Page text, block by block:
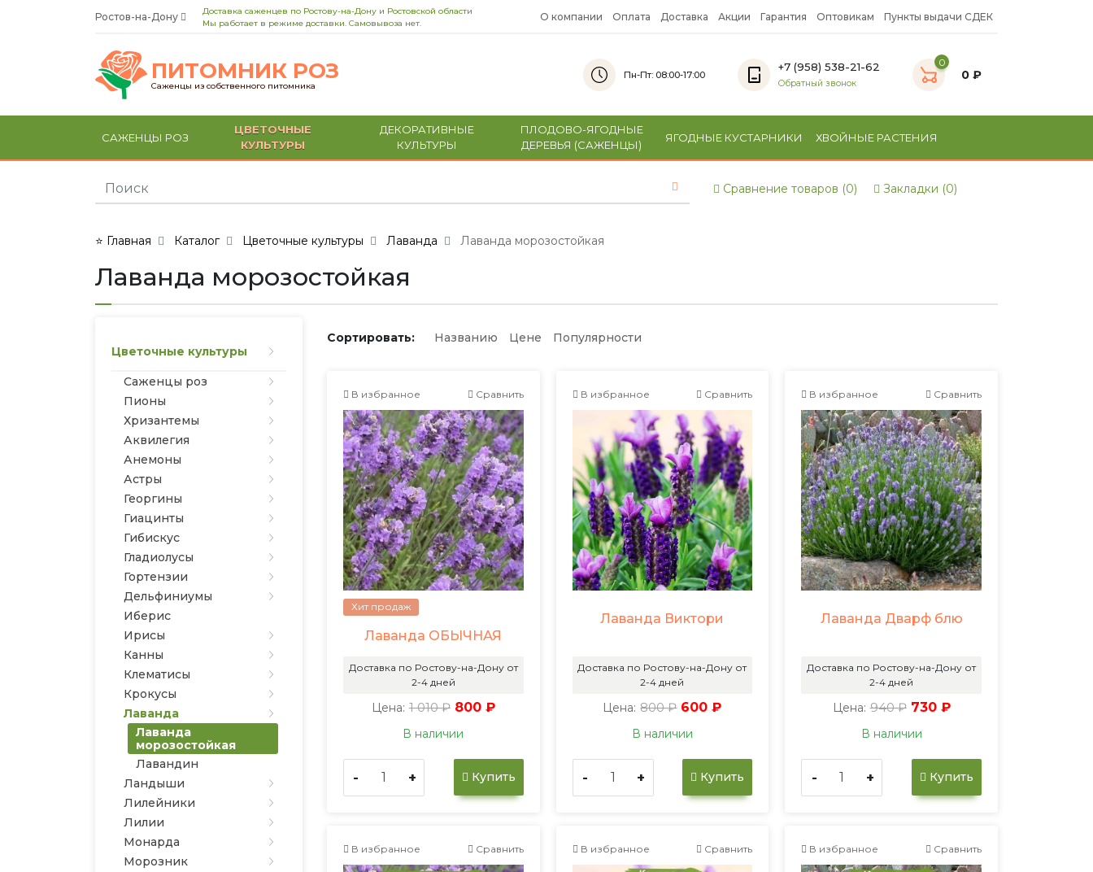
Ростов-на-Дону
Доставка саженцев по Ростову-на-Дону и Ростовской области
Мы работает в режиме доставки. Самовывоза нет.
О компании Оплата Доставка Акции Гарантия Оптовикам Пункты выдачи СДЕК
ПИТОМНИК РОЗ
Саженцы из собственного питомника
Пн-Пт: 08:00-17:00
+7 (958) 538-21-62
Обратный звонок
0
0 ₽
САЖЕНЦЫ РОЗ
ЦВЕТОЧНЫЕ
КУЛЬТУРЫ
ДЕКОРАТИВНЫЕ
КУЛЬТУРЫ
ПЛОДОВО-ЯГОДНЫЕ
ДЕРЕВЬЯ (САЖЕНЦЫ)
ЯГОДНЫЕ КУСТАРНИКИ ХВОЙНЫЕ РАСТЕНИЯ
Сравнение товаров (0) Закладки (0)
⭐ Главная Каталог Цветочные культуры Лаванда Лаванда морозостойкая
Лаванда морозостойкая
Цветочные культуры
Саженцы роз
Пионы
Хризантемы
Аквилегия
Анемоны
Астры
Георгины
Гиацинты
Гибискус
Гладиолусы
Гортензии
Дельфиниумы
Иберис
Ирисы
Канны
Клематисы
Крокусы
Лаванда
Лаванда
морозостойкая
Лавандин
Ландыши
Лилейники
Лилии
Монарда
Морозник
Сортировать: Названию Цене Популярности
В избранное Сравнить
Хит продаж
Лаванда ОБЫЧНАЯ
Доставка по Ростову-на-Дону от
2-4 дней
Цена: 1 010 ₽ 800 ₽
В наличии
- + Купить
В избранное Сравнить
Лаванда Виктори
Доставка по Ростову-на-Дону от
2-4 дней
Цена: 800 ₽ 600 ₽
В наличии
- + Купить
В избранное Сравнить
Лаванда Дварф блю
Доставка по Ростову-на-Дону от
2-4 дней
Цена: 940 ₽ 730 ₽
В наличии
- + Купить
В избранное Сравнить В избранное Сравнить В избранное Сравнить